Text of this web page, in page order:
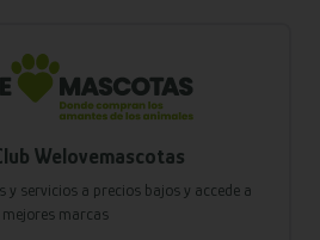
Welovemascotas
y servicios a precios bajos y accede a
marcas